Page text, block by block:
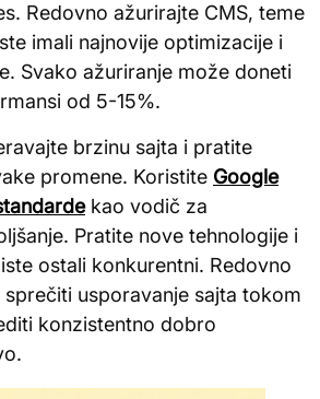
Redovno ažurirajte CMS, teme
imali najnovije optimizacije i
Svako ažuriranje može doneti
od 5-15%.
brzinu sajta i pratite
promene. Koristite Google
kao vodič za
Pratite nove tehnologije i
ostali konkurentni. Redovno
usporavanje sajta tokom
konzistentno dobro